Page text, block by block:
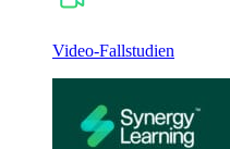
Video-Fallstudien